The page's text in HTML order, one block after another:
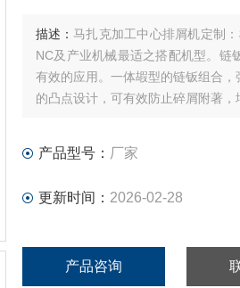
描述： 马扎克加工中心排屑机定制
NC及产业机械最适之搭配机型。链
有效的应用。一体嘏型的链钣组合
的凸点设计，可有效防止碎屑附著，
产品型号： 厂家
更新时间： 2026-02-28
产品咨询